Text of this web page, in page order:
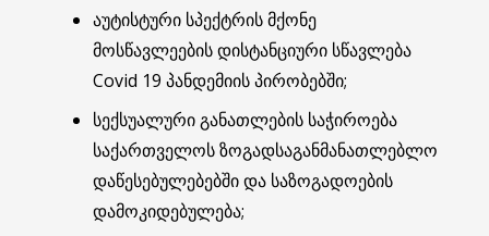
აუტისტური სპექტრის მქონე
მოსწავლეების დისტანციური სწავლება
Covid 19 პანდემიის პირობებში;
სექსუალური განათლების საჭიროება
საქართველოს ზოგადსაგანმანათლებლო
დაწესებულებებში და საზოგადოების
დამოკიდებულება;